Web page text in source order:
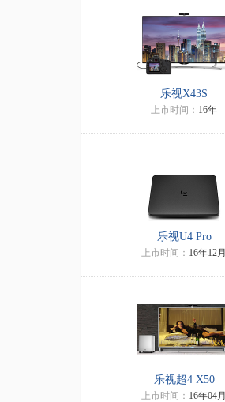
乐视X43S
上市时间： 16年
乐视U4 Pro
上市时间： 16年12月
乐视超4 X50
上市时间： 16年04月